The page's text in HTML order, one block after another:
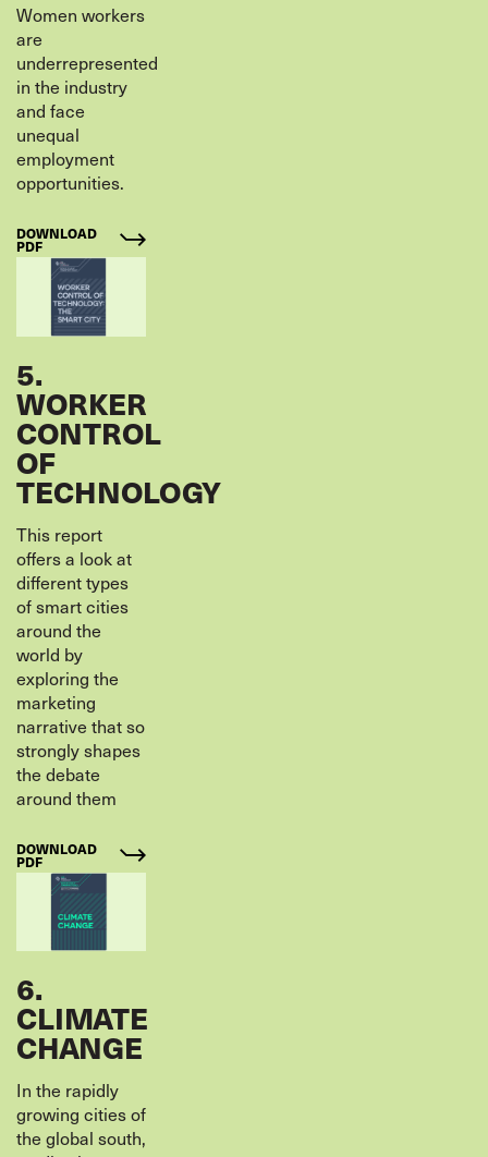
Women workers
are
underrepresented
in the industry
and face
unequal
employment
opportunities.
DOWNLOAD
PDF
5.
WORKER
CONTROL
OF
TECHNOLOGY
This report
offers a look at
different types
of smart cities
around the
world by
exploring the
marketing
narrative that so
strongly shapes
the debate
around them
DOWNLOAD
PDF
6.
CLIMATE
CHANGE
In the rapidly
growing cities of
the global south,